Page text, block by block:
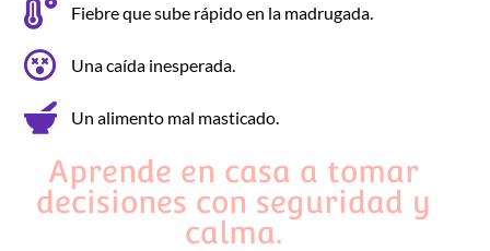
Fiebre que sube rápido en la madrugada.
Una caída inesperada.
Un alimento mal masticado.
Aprende en casa a tomar
decisiones con seguridad y
calma.